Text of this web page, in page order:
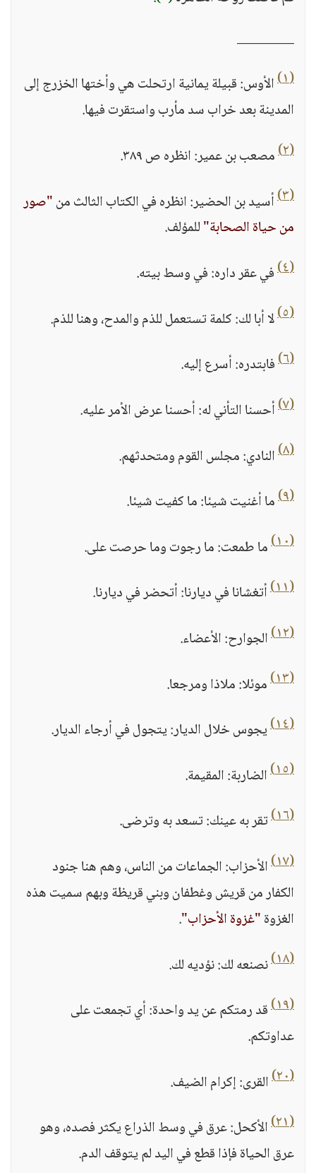
_________
(١)
الأوس: قبيلة يمانية ارتحلت هي وأختها الخزرج إلى
المدينة بعد خراب سد مأرب واستقرت فيها.
(٢)
مصعب بن عمير: انظره ص ٣٨٩.
(٣)
أسيد بن الحضير: انظره في الكتاب الثالث من"صور
من حياة الصحابة"للمؤلف.
(٤)
في عقر داره: في وسط بيته.
(٥)
لا أبا لك: كلمة تستعمل للذم والمدح، وهنا للذم.
(٦)
فابتدره: أسرع إليه.
(٧)
أحسنا التأني له: أحسنا عرض الأمر عليه.
(٨)
النادي: مجلس القوم ومتحدثهم.
(٩)
ما أغنيت شيئا: ما كفيت شيئا.
(١٠)
ما طمعت: ما رجوت وما حرصت على.
(١١)
أتغشانا في ديارنا: أتحضر في ديارنا.
(١٢)
الجوارح: الأعضاء.
(١٣)
موئلا: ملاذا ومرجعا.
(١٤)
يجوس خلال الديار: يتجول في أرجاء الديار.
(١٥)
الضاربة: المقيمة.
(١٦)
تقر به عينك: تسعد به وترضى.
(١٧)
الأحزاب: الجماعات من الناس، وهم هنا جنود
الكفار من قريش وغطفان وبني قريظة وبهم سميت هذه
الغزوة"غزوة الأحزاب".
(١٨)
نصنعه لك: نؤديه لك.
(١٩)
قد رمتكم عن يد واحدة: أي تجمعت على
عداوتكم.
(٢٠)
القرى: إكرام الضيف.
(٢١)
الأكحل: عرق في وسط الذراع يكثر فصده، وهو
عرق الحياة فإذا قطع في اليد لم يتوقف الدم.